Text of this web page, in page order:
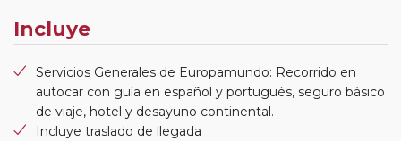
Incluye
Servicios Generales de Europamundo: Recorrido en
autocar con guía en español y portugués, seguro básico
de viaje, hotel y desayuno continental.
Incluye traslado de llegada